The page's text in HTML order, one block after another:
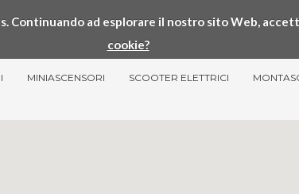
Continuando ad esplorare il nostro sito Web,
cookie?
MINIASCENSORI SCOOTER ELETTRICI